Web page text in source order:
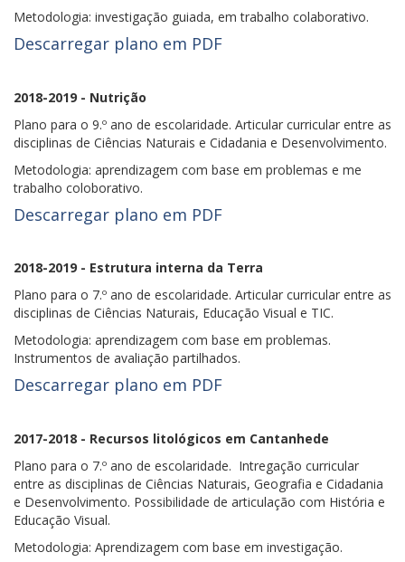
Metodologia: investigação guiada, em trabalho colaborativo.
Descarregar plano em PDF
2018-2019 - Nutrição
Plano para o 9.º ano de escolaridade. Articular curricular entre as
disciplinas de Ciências Naturais e Cidadania e Desenvolvimento.
Metodologia: aprendizagem com base em problemas e me
trabalho coloborativo.
Descarregar plano em PDF
2018-2019 - Estrutura interna da Terra
Plano para o 7.º ano de escolaridade. Articular curricular entre as
disciplinas de Ciências Naturais, Educação Visual e TIC.
Metodologia: aprendizagem com base em problemas.
Instrumentos de avaliação partilhados.
Descarregar plano em PDF
2017-2018 - Recursos litológicos em Cantanhede
Plano para o 7.º ano de escolaridade. Intregação curricular
entre as disciplinas de Ciências Naturais, Geografia e Cidadania
e Desenvolvimento. Possibilidade de articulação com História e
Educação Visual.
Metodologia: Aprendizagem com base em investigação.